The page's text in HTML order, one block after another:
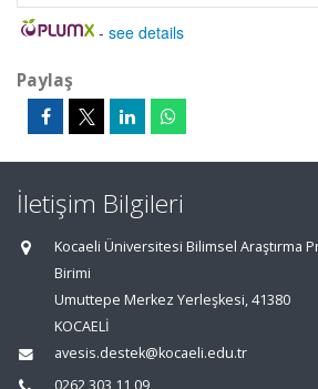
- see details
Paylaş
İletişim Bilgileri
Kocaeli Üniversitesi Bilimsel Araştırma
Birimi
Umuttepe Merkez Yerleşkesi, 41380
KOCAELİ
avesis.destek@kocaeli.edu.tr
0262 303 11 09